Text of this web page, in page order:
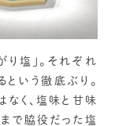
り塩」。それぞれ
いう徹底ぶり。
く、塩味と甘味
で脇役だった塩